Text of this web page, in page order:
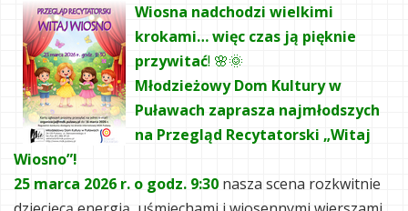
Wiosna nadchodzi wielkimi
krokami… więc czas ją pięknie
przywitać! 🌸🌞
Młodzieżowy Dom Kultury w
Puławach zaprasza najmłodszych
na Przegląd Recytatorski „Witaj
Wiosno”!
25 marca 2026 r. o godz. 9:30 nasza scena rozkwitnie